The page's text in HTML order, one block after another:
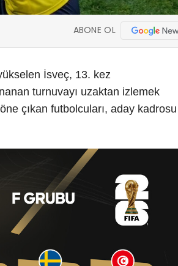
ABONE OL
İsveç, 13. kez
turnuvayı uzaktan izlemek
çıkan futbolcuları, aday kadrosu